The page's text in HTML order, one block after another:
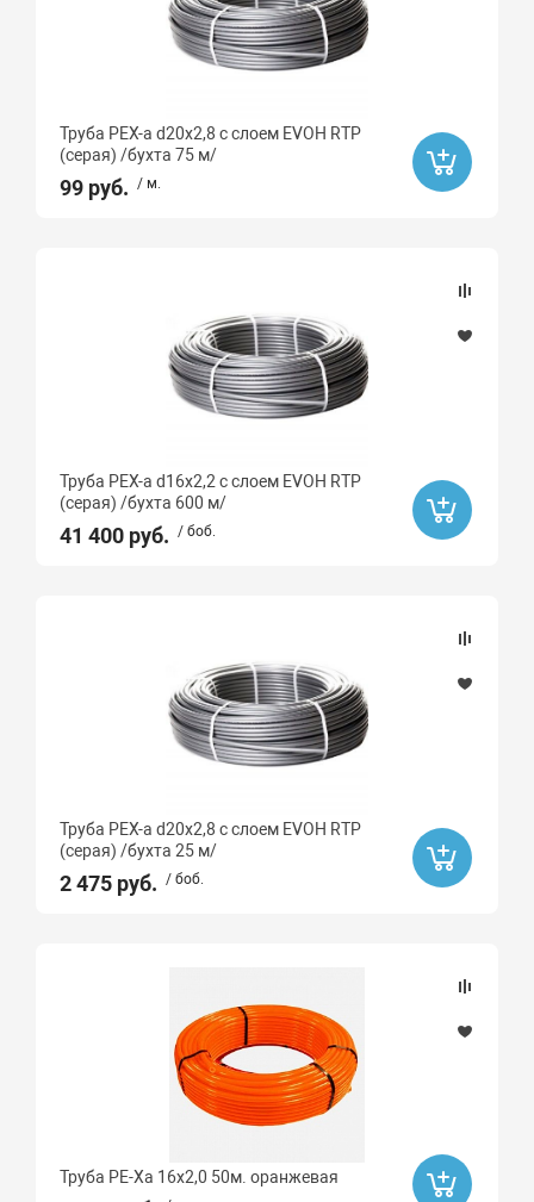
Труба PEX-a d20х2,8 с слоем EVOH RTP
(серая) /бухта 75 м/
99 руб. / м.
Труба PEX-a d16х2,2 с слоем EVOH RTP
(серая) /бухта 600 м/
41 400 руб. / боб.
Труба PEX-a d20х2,8 с слоем EVOH RTP
(серая) /бухта 25 м/
2 475 руб. / боб.
Труба РЕ-Ха 16х2,0 50м. оранжевая